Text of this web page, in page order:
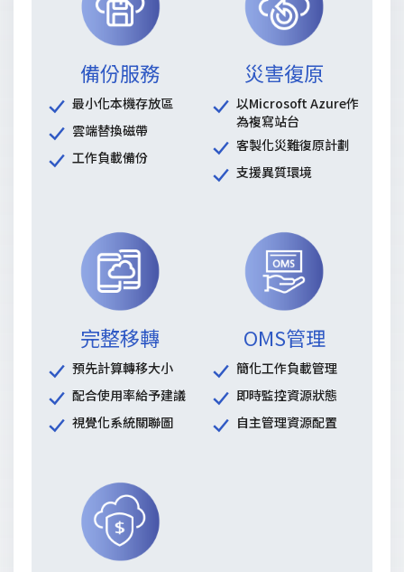
備份服務
最小化本機存放區
雲端替換磁帶
工作負載備份
災害復原
以Microsoft Azure作
為複寫站台
客製化災難復原計劃
支援異質環境
完整移轉
預先計算轉移大小
配合使用率給予建議
視覺化系統關聯圖
OMS管理
簡化工作負載管理
即時監控資源狀態
自主管理資源配置